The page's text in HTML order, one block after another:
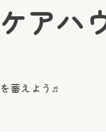
ケアハ
蓄えよう♬